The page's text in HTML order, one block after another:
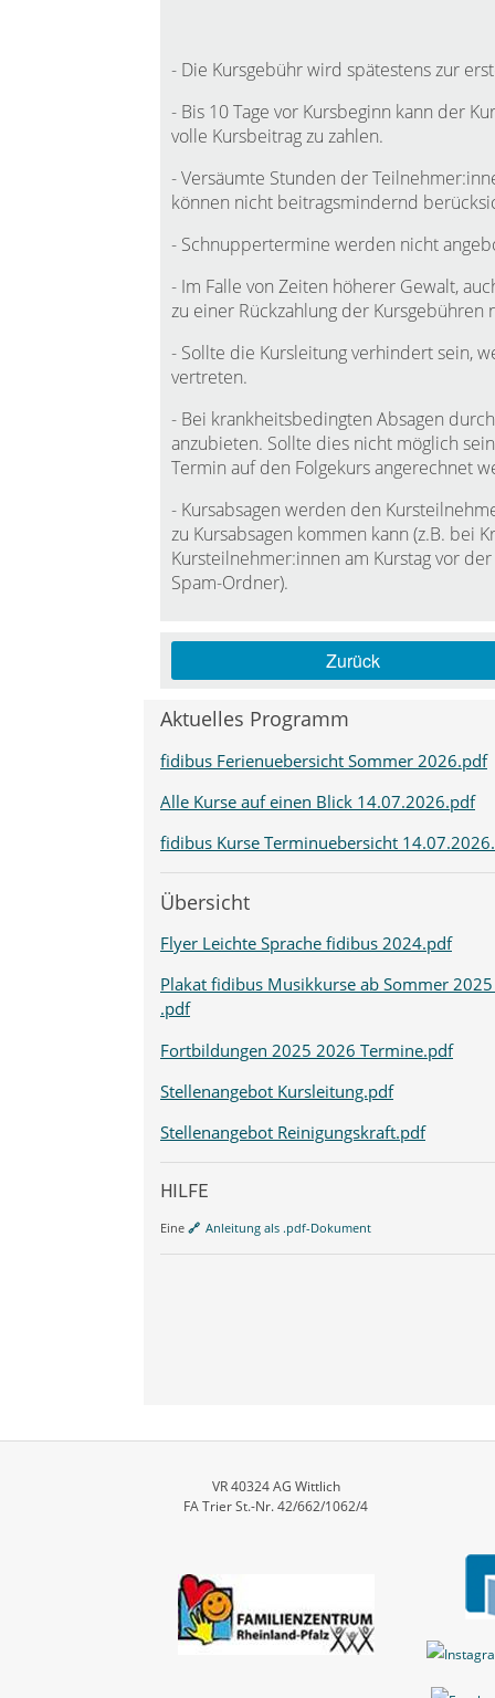
- Die Kursgebühr wird spätestens zur
- Bis 10 Tage vor Kursbeginn kann der
volle Kursbeitrag zu zahlen.
- Versäumte Stunden der
können nicht beitragsmindernd
- Schnuppertermine werden nicht
- Im Falle von Zeiten höherer Gewalt,
zu einer Rückzahlung der Kursgebühren
- Sollte die Kursleitung verhindert sein,
vertreten.
- Bei krankheitsbedingten Absagen
anzubieten. Sollte dies nicht möglich
Termin auf den Folgekurs angerechnet
- Kursabsagen werden den
zu Kursabsagen kommen kann (z.B. bei
Kursteilnehmer:innen am Kurstag vor
Spam-Ordner).
Zurück
Aktuelles Programm
fidibus Ferienuebersicht Sommer 2026.pdf
Alle Kurse auf einen Blick 14.07.2026.pdf
fidibus Kurse Terminuebersicht
Übersicht
Flyer Leichte Sprache fidibus 2024.pdf
Plakat fidibus Musikkurse ab Sommer
.pdf
Fortbildungen 2025 2026 Termine.pdf
Stellenangebot Kursleitung.pdf
Stellenangebot Reinigungskraft.pdf
HILFE
Eine Anleitung als .pdf-Dokument
VR 40324 AG Wittlich
FA Trier St.-Nr. 42/662/1062/4